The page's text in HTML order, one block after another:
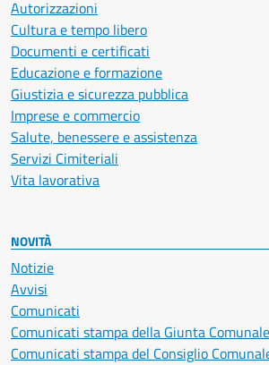
Autorizzazioni
Cultura e tempo libero
Documenti e certificati
Educazione e formazione
Giustizia e sicurezza pubblica
Imprese e commercio
Salute, benessere e assistenza
Servizi Cimiteriali
Vita lavorativa
NOVITÀ
Notizie
Avvisi
Comunicati
Comunicati stampa della Giunta Comunale
Comunicati stampa del Consiglio